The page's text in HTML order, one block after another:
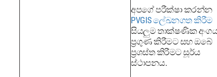
අපගේ පරීක්ෂා කරන්න
PVGIS ලේඛනගත කිරීම
සියලුම තාක්ෂණික
ප්‍රගුණ කිරීමට සහ ඔබේ
ප්‍රශස්ත කිරීමට සූර්ය
ස්ථාපනය.